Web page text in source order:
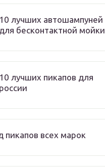
10 лучших автошампуней
для бесконтактной мойки
10 лучших пикапов для
россии
всех марок